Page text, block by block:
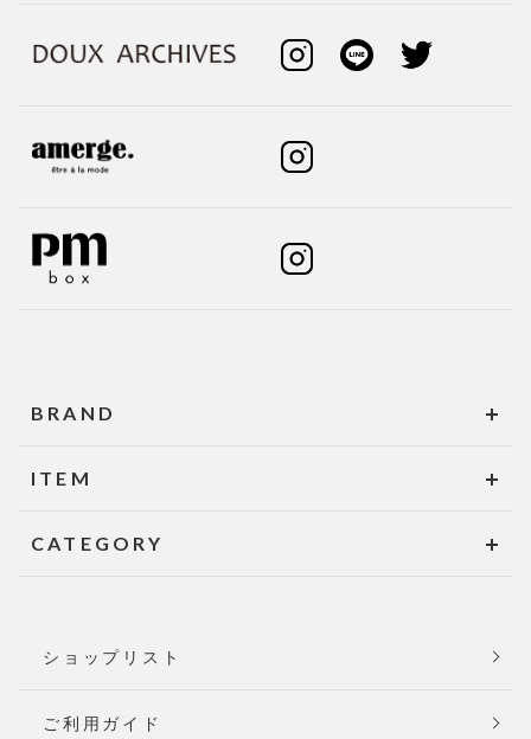
BRAND
ITEM
CATEGORY
ショップリスト
ご利用ガイド